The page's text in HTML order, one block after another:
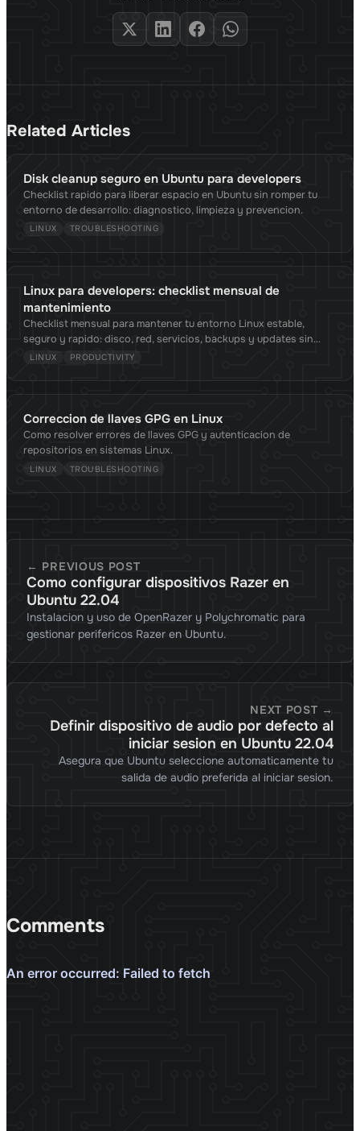
Related Articles
Disk cleanup seguro en Ubuntu para developers
Checklist rapido para liberar espacio en Ubuntu sin romper tu
entorno de desarrollo: diagnostico, limpieza y prevencion.
LINUX TROUBLESHOOTING
Linux para developers: checklist mensual de
mantenimiento
Checklist mensual para mantener tu entorno Linux estable,
seguro y rapido: disco, red, servicios, backups y updates sin
perder tiempo.
LINUX PRODUCTIVITY
Correccion de llaves GPG en Linux
Como resolver errores de llaves GPG y autenticacion de
repositorios en sistemas Linux.
LINUX TROUBLESHOOTING
← PREVIOUS POST
Como configurar dispositivos Razer en
Ubuntu 22.04
Instalacion y uso de OpenRazer y Polychromatic para
gestionar perifericos Razer en Ubuntu.
NEXT POST →
Definir dispositivo de audio por defecto al
iniciar sesion en Ubuntu 22.04
Asegura que Ubuntu seleccione automaticamente tu
salida de audio preferida al iniciar sesion.
Comments